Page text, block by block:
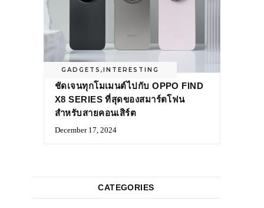
GADGETS ,INTERESTING
ชัดเจนทุกโมเมนต์ไปกับ OPPO FIND
X8 SERIES ที่สุดของสมาร์ตโฟน
สำหรับสายคอนเสิร์ต
December 17, 2024
CATEGORIES